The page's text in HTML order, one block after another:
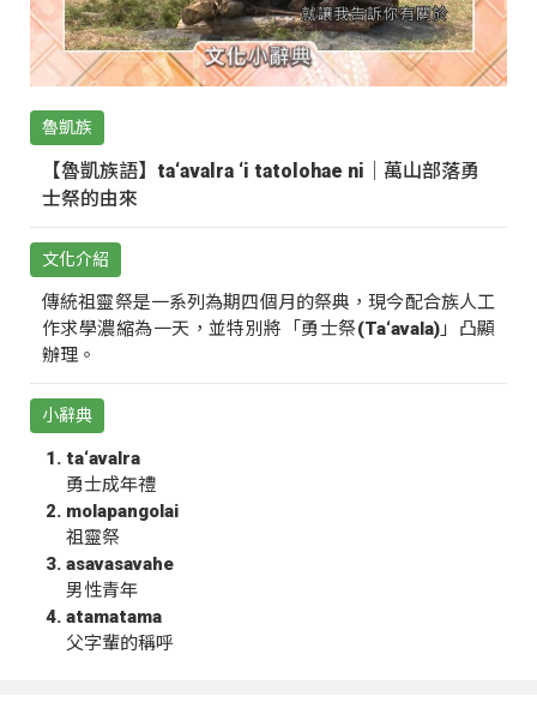
魯凱族
【魯凱族語】ta‘avalra ‘i tatolohae ni｜萬山部落勇
士祭的由來
文化介紹
傳統祖靈祭是一系列為期四個月的祭典，現今配合族人工
作求學濃縮為一天，並特別將「勇士祭(Ta‘avala)」凸顯
辦理。
小辭典
ta‘avalra
勇士成年禮
molapangolai
祖靈祭
asavasavahe
男性青年
atamatama
父字輩的稱呼